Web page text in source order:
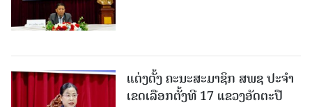
ແຕ່ງຕັ້ງ ຄະນະສະມາຊິກ ສພຊ ປະຈຳ
ເຂດເລືອກຕັ້ງທີ 17 ແຂວງອັດຕະປື